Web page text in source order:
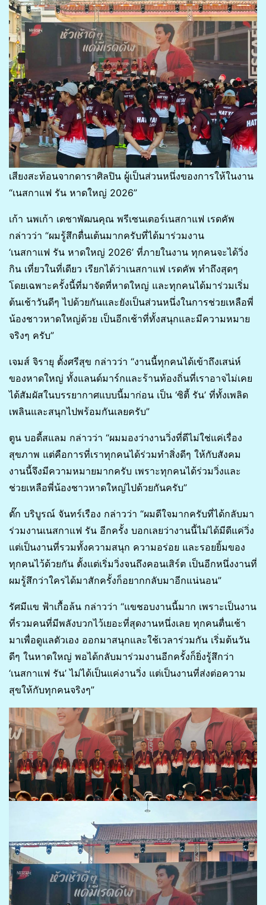
เสียงสะท้อนจากดาราศิลปิน ผู้เป็นส่วนหนึ่งของการให้ในงาน
“เนสกาแฟ รัน หาดใหญ่ 2026”
เก้า นพเก้า เดชาพัฒนคุณ พรีเซนเตอร์เนสกาแฟ เรดคัพ
กล่าวว่า “ผมรู้สึกตื่นเต้นมากครับที่ได้มาร่วมงาน
‘เนสกาแฟ รัน หาดใหญ่ 2026’ ที่ภายในงาน ทุกคนจะได้วิ่ง
กิน เที่ยวในที่เดียว เรียกได้ว่าเนสกาแฟ เรดคัพ ทำถึงสุดๆ
โดยเฉพาะครั้งนี้ที่มาจัดที่หาดใหญ่ และทุกคนได้มาร่วมเริ่ม
ต้นเช้าวันดีๆ ไปด้วยกันและยังเป็นส่วนหนึ่งในการช่วยเหลือพี่
น้องชาวหาดใหญ่ด้วย เป็นอีกเช้าที่ทั้งสนุกและมีความหมาย
จริงๆ ครับ”
เจมส์ จิรายุ ตั้งศรีสุข กล่าวว่า “งานนี้ทุกคนได้เข้าถึงเสน่ห์
ของหาดใหญ่ ทั้งแลนด์มาร์กและร้านท้องถิ่นที่เราอาจไม่เคย
ได้สัมผัสในบรรยากาศแบบนี้มาก่อน เป็น ‘ซิตี้ รัน’ ที่ทั้งเพลิด
เพลินและสนุกไปพร้อมกันเลยครับ”
ตูน บอดี้สแลม กล่าวว่า “ผมมองว่างานวิ่งที่ดีไม่ใช่แค่เรื่อง
สุขภาพ แต่คือการที่เราทุกคนได้ร่วมทำสิ่งดีๆ ให้กับสังคม
งานนี้จึงมีความหมายมากครับ เพราะทุกคนได้ร่วมวิ่งและ
ช่วยเหลือพี่น้องชาวหาดใหญ่ไปด้วยกันครับ”
ตั๊ก บริบูรณ์ จันทร์เรือง กล่าวว่า “ผมดีใจมากครับที่ได้กลับมา
ร่วมงานเนสกาแฟ รัน อีกครั้ง บอกเลยว่างานนี้ไม่ได้มีดีแค่วิ่ง
แต่เป็นงานที่รวมทั้งความสนุก ความอร่อย และรอยยิ้มของ
ทุกคนไว้ด้วยกัน ตั้งแต่เริ่มวิ่งจนถึงคอนเสิร์ต เป็นอีกหนึ่งงานที่
ผมรู้สึกว่าใครได้มาสักครั้งก็อยากกลับมาอีกแน่นอน”
รัศมีแข ฟ้าเกื้อล้น กล่าวว่า “แขชอบงานนี้มาก เพราะเป็นงาน
ที่รวมคนที่มีพลังบวกไว้เยอะที่สุดงานหนึ่งเลย ทุกคนตื่นเช้า
มาเพื่อดูแลตัวเอง ออกมาสนุกและใช้เวลาร่วมกัน เริ่มต้นวัน
ดีๆ ในหาดใหญ่ พอได้กลับมาร่วมงานอีกครั้งก็ยิ่งรู้สึกว่า
‘เนสกาแฟ รัน’ ไม่ได้เป็นแค่งานวิ่ง แต่เป็นงานที่ส่งต่อความ
สุขให้กับทุกคนจริงๆ”